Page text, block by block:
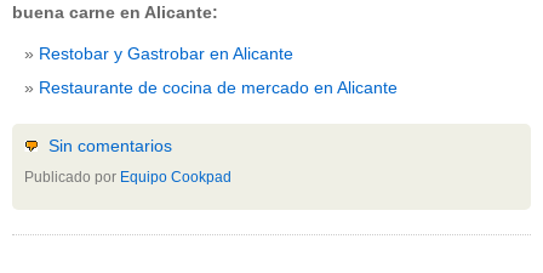
buena carne en Alicante:
Restobar y Gastrobar en Alicante
Restaurante de cocina de mercado en Alicante
Sin comentarios
Publicado por Equipo Cookpad